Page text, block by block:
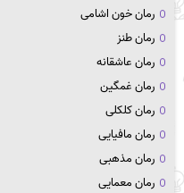
رمان خون اشامی
رمان طنز
رمان عاشقانه
رمان غمگین
رمان کلکلی
رمان مافیایی
رمان مذهبی
رمان معمایی